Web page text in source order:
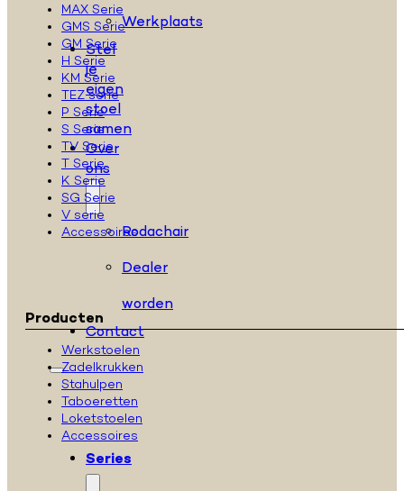
Werkplaats
Stel
je
eigen
stoel
samen
Over
ons
Rodachair
Dealer
worden
Contact
Series
MAX Serie
GMS Serie
GM Serie
H Serie
KM Serie
TEZ serie
P Serie
S Serie
TV Serie
T Serie
K Serie
SG Serie
V serie
Accessoires
Producten
Werkstoelen
Zadelkrukken
Stahulpen
Taboeretten
Loketstoelen
Accessoires